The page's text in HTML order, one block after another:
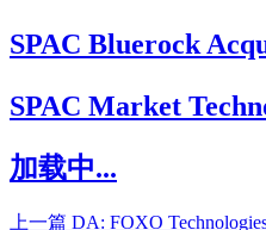
SPAC Bluerock
SPAC Market
加载中...
上一篇 DA: FOXO